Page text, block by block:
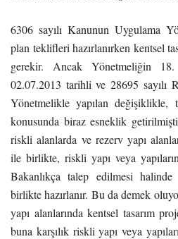
6306 sayılı Kanunun Uygulama
plan teklifleri hazırlanırken kentsel
gerekir. Ancak Yönetmeliğin 18.
02.07.2013 tarihli ve 28695 sayılı
Yönetmelikle yapılan değişiklikle,
konusunda biraz esneklik
riskli alanlarda ve rezerv yapı
ile birlikte, riskli yapı veya
Bakanlıkça talep edilmesi
birlikte hazırlanır. Bu da demek
yapı alanlarında kentsel tasarım
buna karşılık riskli yapı veya